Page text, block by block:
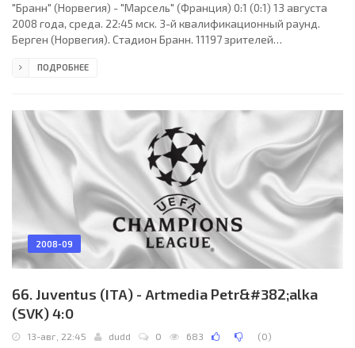
"Бранн" (Норвегия) - "Марсель" (Франция) 0:1 (0:1) 13 августа
2008 года, среда. 22:45 мск. 3-й квалификационный раунд.
Берген (Норвегия). Стадион Бранн. 11197 зрителей
(Румыния). "Бранн": Хокон Опдаль, Биркир Мар Севарссон
Хассан Эль-Факири, Эйрик Бакке (Тижан Джайте, 54), Эрик
Хусеклепп, Нжогу Демба-Нирен (Робби Винтерс, 76).
ПОДРОБНЕЕ
2008-09
66. Juventus (ITA) - Artmedia Petr&#382;alka
(SVK) 4:0
13-авг, 22:45 dudd 0 683 (0)